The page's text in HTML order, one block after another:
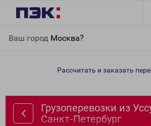
Ваш город Москва?
Санкт-Петербург
Рассчитать и заказать
Грузоперевозки из
Санкт-Петербург